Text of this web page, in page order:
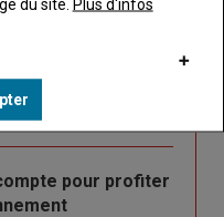
pour profiter
du site. Plus d'infos